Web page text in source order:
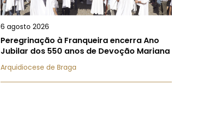
6 agosto 2026
Peregrinação à Franqueira encerra Ano
Jubilar dos 550 anos de Devoção Mariana
Arquidiocese de Braga